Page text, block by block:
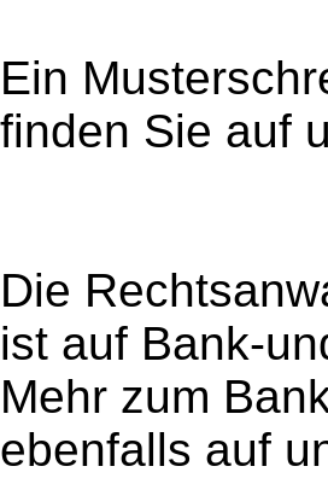
Ein
finden Sie auf
Die
ist auf Bank-
Mehr zum
ebenfalls auf